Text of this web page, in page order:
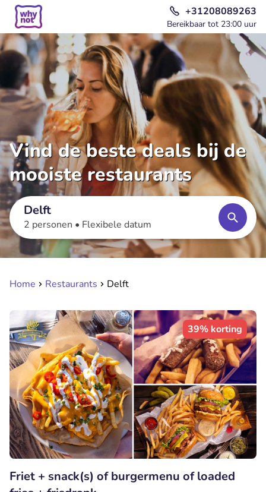
+31208089263
Bereikbaar tot 23:00 uur
Vind de beste deals bij de
mooiste restaurants
Delft
2 personen • Flexibele datum
Home Restaurants Delft
39% korting
Friet + snack(s) of burgermenu of loaded